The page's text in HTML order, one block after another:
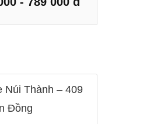
Núi Thành – 409
Đồng